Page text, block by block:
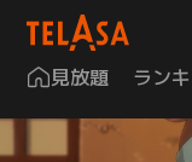
見放題 ラン